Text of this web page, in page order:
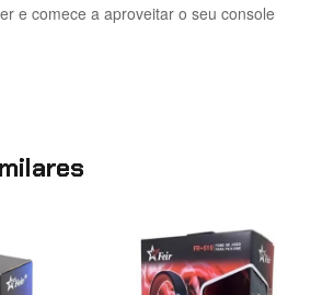
e comece a aproveitar o seu console